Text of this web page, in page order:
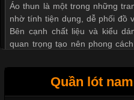
Áo thun là một trong những
nhờ tính tiện dụng, dễ phối đồ
Bên cạnh chất liệu và kiểu
quan trọng tạo nên phong
Quần lót